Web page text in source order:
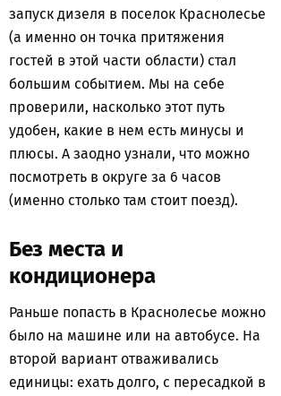
запуск дизеля в поселок Краснолесье
(а именно он точка притяжения
гостей в этой части области) стал
большим событием. Мы на себе
проверили, насколько этот путь
удобен, какие в нем есть минусы и
плюсы. А заодно узнали, что можно
посмотреть в округе за 6 часов
(именно столько там стоит поезд).
Без места и
кондиционера
Раньше попасть в Краснолесье можно
было на машине или на автобусе. На
второй вариант отваживались
единицы: ехать долго, с пересадкой в